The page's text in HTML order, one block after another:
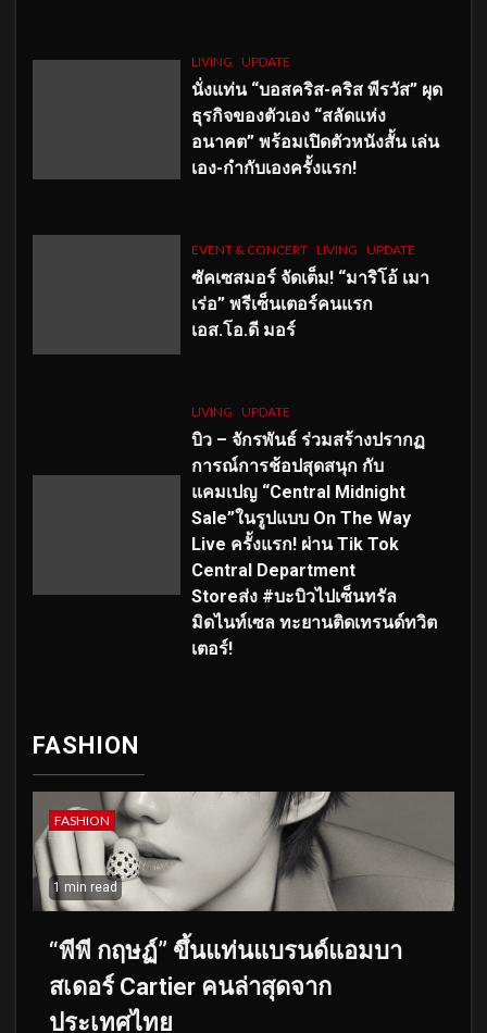
LIVING UPDATE
นั่งแท่น “บอสคริส-คริส พีรวัส” ผุด
ธุรกิจของตัวเอง “สลัดแห่ง
อนาคต” พร้อมเปิดตัวหนังสั้น เล่น
เอง-กำกับเองครั้งแรก!
EVENT & CONCERT LIVING UPDATE
ซัคเซสมอร์ จัดเต็ม! “มาริโอ้ เมา
เร่อ” พรีเซ็นเตอร์คนแรก
เอส.โอ.ดี มอร์
LIVING UPDATE
บิว – จักรพันธ์ ร่วมสร้างปรากฏ
การณ์การช้อปสุดสนุก กับ
แคมเปญ “Central Midnight
Sale”ในรูปแบบ On The Way
Live ครั้งแรก! ผ่าน Tik Tok
Central Department
Storeส่ง #บะบิวไปเซ็นทรัล
มิดไนท์เซล ทะยานติดเทรนด์ทวิต
เตอร์!
FASHION
FASHION
1 min read
“พีพี กฤษฏ์” ขึ้นแท่นแบรนด์แอมบา
สเดอร์ Cartier คนล่าสุดจาก
ประเทศไทย